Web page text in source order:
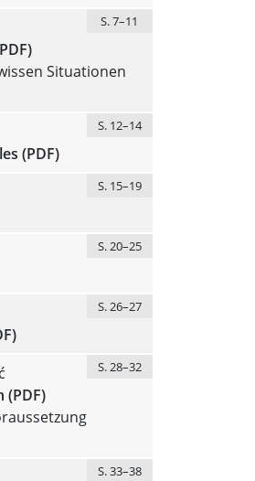
S. 7–11
Situationen
S. 12–14
(PDF)
S. 15–19
S. 20–25
S. 26–27
S. 28–32
S. 33–38